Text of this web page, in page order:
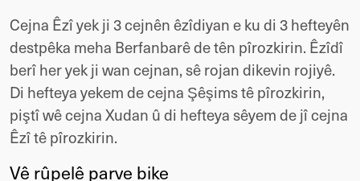
Cejna Êzî yek ji 3 cejnên êzîdiyan e ku di 3 hefteyên
destpêka meha Berfanbarê de tên pîrozkirin. Êzîdî
berî her yek ji wan cejnan, sê rojan dikevin rojiyê.
Di hefteya yekem de cejna Şêşims tê pîrozkirin,
piştî wê cejna Xudan û di hefteya sêyem de jî cejna
Êzî tê pîrozkirin.
Vê rûpelê parve bike